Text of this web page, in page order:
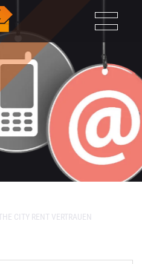
CITY RENT VERTRAUEN